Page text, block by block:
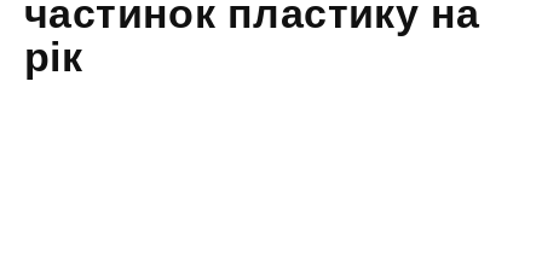
частинок пластику на
рік